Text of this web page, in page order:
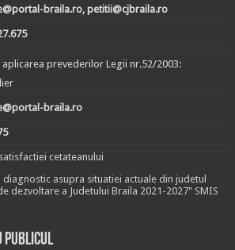
braila.ro, petitii@cjbraila.ro
prevederilor Legii nr.52/2003:
braila.ro
cetateanului
asupra situatiei actuale din judetul
dezvoltare a Judetului Braila 2021-2027" SMIS
publicul